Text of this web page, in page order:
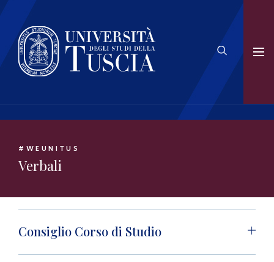
#WEUNITUS
Verbali
Consiglio Corso di Studio